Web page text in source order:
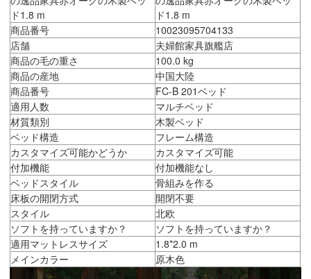
ド1.8 m
ド1.8 m
商品番号
10023095704133
店舗
夫婦館家具旗艦店
商品の毛の重さ
100.0 kg
商品の産地
中国大陸
商品番号
FC-B 201ベッド
適用人数
マルチベッド
材質類別
木製ベッド
ベッド構造
フレーム構造
カスタマイズ可能かどうか
カスタマイズ可能
付加機能
付加機能なし
ベッドスタイル
骨組みを作る
床板の開閉方式
開閉不要
スタイル
北欧
ソフトを持っていますか？
ソフトを持っていますか？
適用マットレスサイズ
1.8*2.0 m
メインカラー
原木色